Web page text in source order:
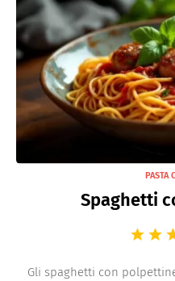
PASTA
Spaghetti
Gli spaghetti con